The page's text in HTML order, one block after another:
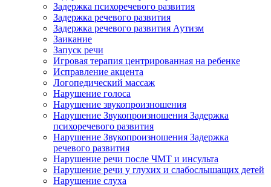
Задержка психоречевого развития
Задержка речевого развития
Задержка речевого развития Аутизм
Заикание
Запуск речи
Игровая терапия центрированная на ребенке
Исправление акцента
Логопедический массаж
Нарушение голоса
Нарушение звукопроизношения
Нарушение Звукопроизношения Задержка
психоречевого развития
Нарушение Звукопроизношения Задержка
речевого развития
Нарушение речи после ЧМТ и инсульта
Нарушение речи у глухих и слабослышащих детей
Нарушение слуха